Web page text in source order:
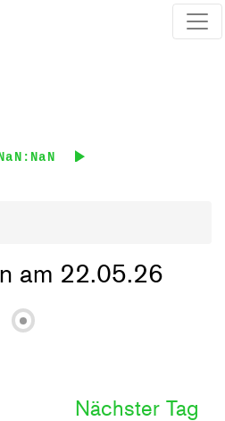
am 22.05.26
Nächster Tag